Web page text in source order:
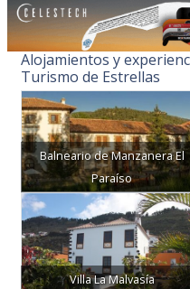
Alojamientos y
Turismo de Estrellas
Balneario de Manzanera El
Paraíso
Villa La Malvasía